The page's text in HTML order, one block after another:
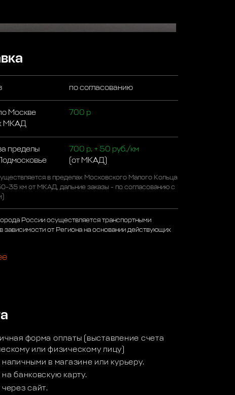
по согласованию
Москве
МКАД
700 р
пределы
700 р. + 50 руб./км
(от МКАД)
в пределах Московского Малого Кольца
35 км от МКАД, дальние заказы - по согласованию с
России осуществляется транспортными
зависимости от Региона на основании действующих
форма оплаты (выставление счета
или физическому лицу)
в магазине или курьеру.
банковскую карту.
сайт.